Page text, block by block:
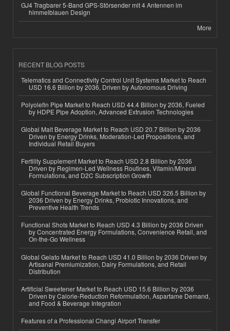
GJ4 Tragbarer 5-Band GPS-Störsender mit 4 Antennen im
himmelblauen Design
More
RECENT BLOG POSTS
Telematics and Connectivity Control Unit Systems Market to Reach
USD 16.6 Billion by 2036, Driven by Autonomous Driving
Polyolefin Pipe Market to Reach USD 44.4 Billion by 2036, Fueled
by HDPE Pipe Adoption, Advanced Extrusion Technologies
Global Malt Beverage Market to Reach USD 20.7 Billion by 2036
Driven by Energy Drinks, Moderation-Led Propositions, and
Individual Retail Buyers
Fertility Supplement Market to Reach USD 2.8 Billion by 2036
Driven by Regimen-Led Wellness Routines, Vitamin/Mineral
Formulations, and D2C Subscription Growth
Global Functional Beverage Market to Reach USD 326.5 Billion by
2036 Driven by Energy Drinks, Probiotic Innovations, and
Preventive Health Trends
Functional Shots Market to Reach USD 4.3 Billion by 2036 Driven
by Concentrated Energy Formulations, Convenience Retail, and
On-the-Go Wellness
Global Gelato Market to Reach USD 41.0 Billion by 2036 Driven by
Artisanal Premiumization, Dairy Formulations, and Retail
Distribution
Artificial Sweetener Market to Reach USD 15.6 Billion by 2036
Driven by Calorie-Reduction Reformulation, Aspartame Demand,
and Food & Beverage Integration
Features of a Professional Changi Airport Transfer